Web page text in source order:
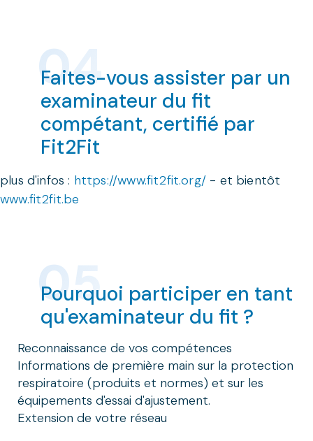
Faites-vous assister par un
examinateur du fit
compétant, certifié par
Fit2Fit
plus d'infos : https://www.fit2fit.org/ - et bientôt
www.fit2fit.be
Pourquoi participer en tant
qu'examinateur du fit ?
Reconnaissance de vos compétences
Informations de première main sur la protection
respiratoire (produits et normes) et sur les
équipements d'essai d'ajustement.
Extension de votre réseau